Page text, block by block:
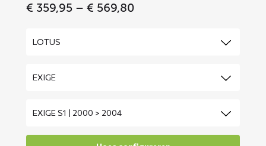
€ 359,95 – € 569,80